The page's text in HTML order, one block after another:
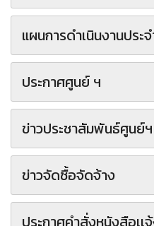
แผนการดำเนินงานประ
ประกาศศูนย์ ฯ
ข่าวประชาสัมพันธ์ศูนย์ฯ
ข่าวจัดซื้อจัดจ้าง
ประกาศคำสั่งหนังสือเเ